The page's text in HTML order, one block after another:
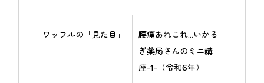
ワッフルの「見た目」
腰痛あれこれ…いかる
ぎ薬局さんのミニ講
座-1-（令和6年）